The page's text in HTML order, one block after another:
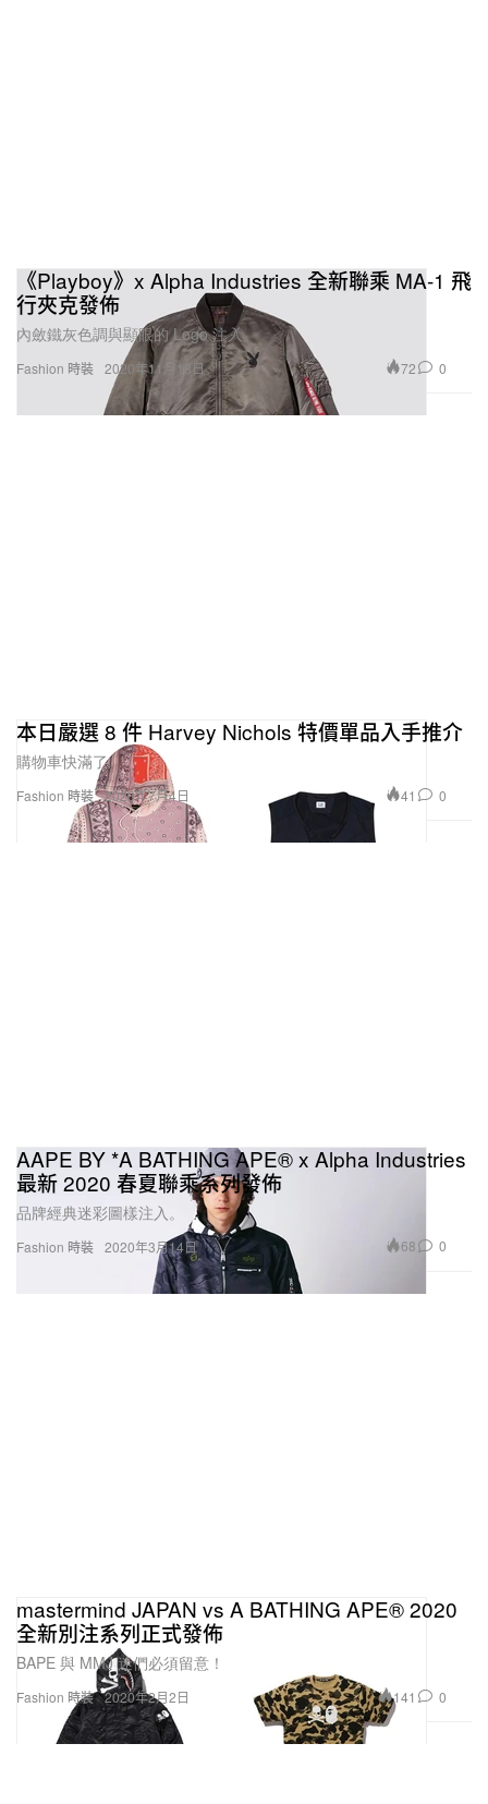
Fashion 時裝
《Playboy》x Alpha Industries 全新聯乘 MA-1 飛
行夾克發佈
內斂鐵灰色調與顯眼的 Logo 注入。
2020年11月18日 72 0
Fashion 時裝
本日嚴選 8 件 Harvey Nichols 特價單品入手推介
購物車快滿了。
2020年7月4日 41 0
Fashion 時裝
AAPE BY *A BATHING APE® x Alpha Industries
最新 2020 春夏聯乘系列發佈
品牌經典迷彩圖樣注入。
2020年3月14日 68 0
Fashion 時裝
mastermind JAPAN vs A BATHING APE® 2020
全新別注系列正式發佈
BAPE 與 MMJ 迷們必須留意！
2020年2月2日 141 0